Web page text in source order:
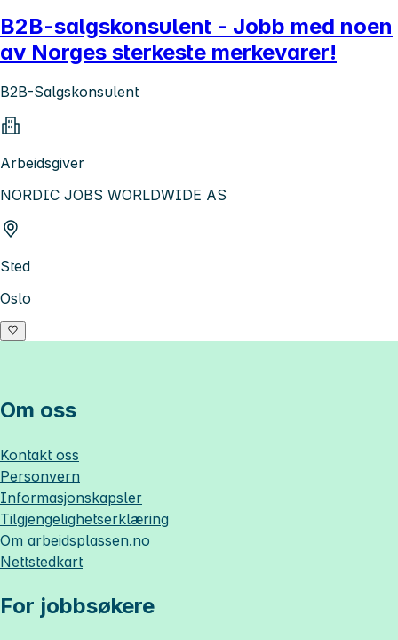
B2B-salgskonsulent - Jobb med noen
av Norges sterkeste merkevarer!
B2B-Salgskonsulent
Arbeidsgiver
NORDIC JOBS WORLDWIDE AS
Sted
Oslo
Om oss
Kontakt oss
Personvern
Informasjonskapsler
Tilgjengelighetserklæring
Om arbeidsplassen.no
Nettstedkart
For jobbsøkere